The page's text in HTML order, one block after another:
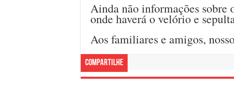
Ainda não informações sobre
onde haverá o velório e
Aos familiares e amigos,
Compartilhe